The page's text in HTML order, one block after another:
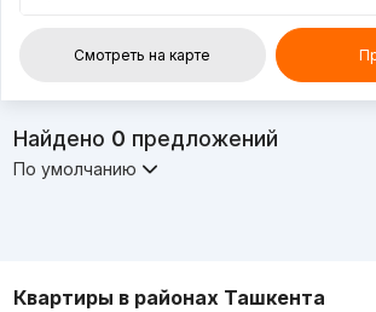
Смотреть на карте
Найдено 0 предложений
По умолчанию
Квартиры в районах Ташкента